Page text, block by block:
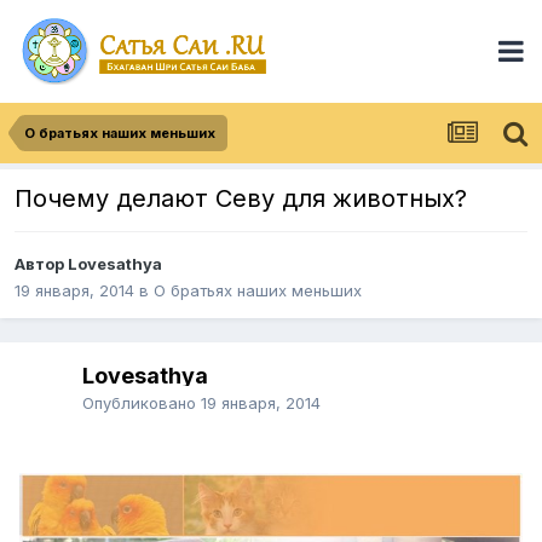
О братьях наших меньших
Почему делают Севу для животных?
Автор Lovesathya
19 января, 2014 в О братьях наших меньших
Lovesathya
Опубликовано 19 января, 2014